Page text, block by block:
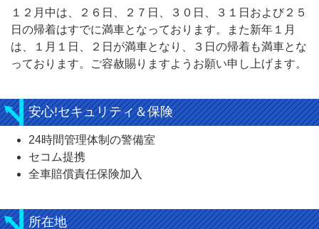
１２月中は、２６日、２７日、３０日、３１日および２５
日の帰着はすでに満車となっております。また新年１月
は、１月１日、２日が満車となり、３日の帰着も満車とな
っております。ご容赦賜りますようお願い申し上げます。
安心!セキュリティ＆保険
24時間管理体制の警備室
セコム提携
全車賠償責任保険加入
所在地